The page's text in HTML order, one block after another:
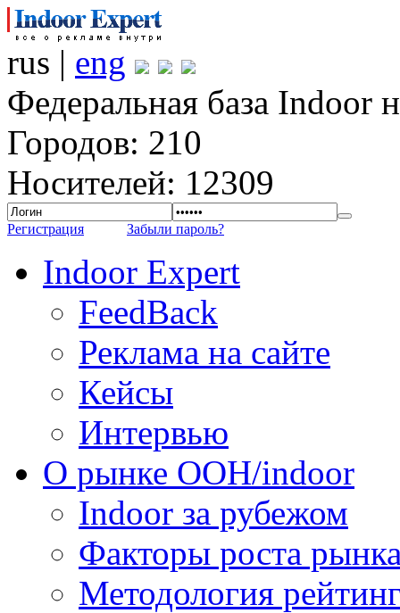
rus | eng
Федеральная база Indoor
Городов: 210
Носителей: 12309
Регистрация Забыли пароль?
Indoor Expert
FeedBack
Реклама на сайте
Кейсы
Интервью
О рынке OOH/indoor
Indoor за рубежом
Факторы роста
Методология